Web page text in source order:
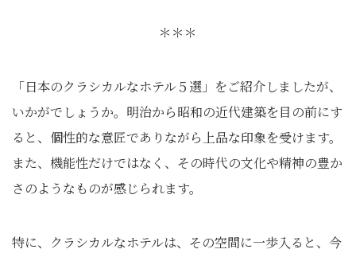
＊＊＊
「日本のクラシカルなホテル５選」をご紹介しましたが、
いかがでしょうか。明治から昭和の近代建築を目の前にす
ると、個性的な意匠でありながら上品な印象を受けます。
また、機能性だけではなく、その時代の文化や精神の豊か
さのようなものが感じられます。
特に、クラシカルなホテルは、その空間に一歩入ると、今